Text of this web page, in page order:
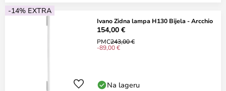
-14% EXTRA
Ivano Zidna lampa H130 Bijela - Arcchio
154,00 €
PMC243,00 €
-89,00 €
Na lageru